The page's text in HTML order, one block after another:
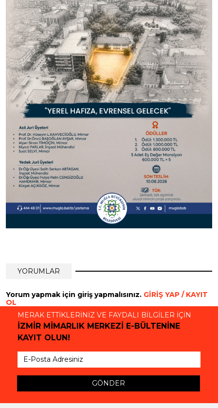
YORUMLAR
Yorum yapmak için giriş yapmalısınız. GİRİŞ YAP / KAYIT
OL
MERAK ETTİKLERİNİZ VE FAYDALI BİLGİLER İÇİN
İZMİR MİMARLIK MERKEZİ E-BÜLTENİNE
KAYIT OLUN!
GÖNDER